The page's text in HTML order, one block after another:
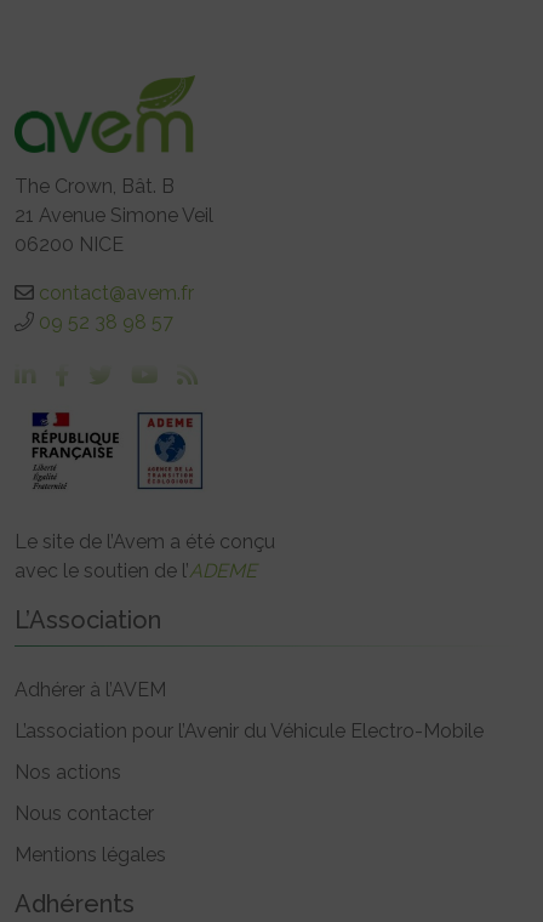
The Crown, Bât. B
21 Avenue Simone Veil
06200 NICE
contact@avem.fr
09 52 38 98 57
Le site de l’Avem a été conçu
avec le soutien de l’ADEME
L’Association
Adhérer à l’AVEM
L’association pour l’Avenir du Véhicule Electro-Mobile
Nos actions
Nous contacter
Mentions légales
Adhérents